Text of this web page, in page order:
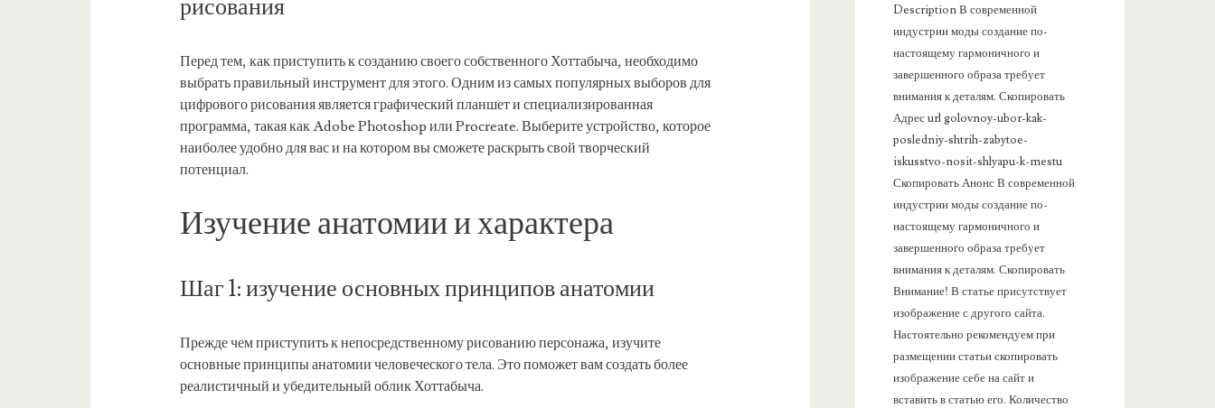
рисования
Перед тем, как приступить к созданию своего собственного Хоттабыча, необходимо
выбрать правильный инструмент для этого. Одним из самых популярных выборов для
цифрового рисования является графический планшет и специализированная
программа, такая как Adobe Photoshop или Procreate. Выберите устройство, которое
наиболее удобно для вас и на котором вы сможете раскрыть свой творческий
потенциал.
Изучение анатомии и характера
Шаг 1: изучение основных принципов анатомии
Прежде чем приступить к непосредственному рисованию персонажа, изучите
основные принципы анатомии человеческого тела. Это поможет вам создать более
реалистичный и убедительный облик Хоттабыча.
Description В современной
индустрии моды создание по-
настоящему гармоничного и
завершенного образа требует
внимания к деталям. Скопировать
Адрес url golovnoy-ubor-kak-
posledniy-shtrih-zabytoe-
iskusstvo-nosit-shlyapu-k-mestu
Скопировать Анонс В современной
индустрии моды создание по-
настоящему гармоничного и
завершенного образа требует
внимания к деталям. Скопировать
Внимание! В статье присутствует
изображение с другого сайта.
Настоятельно рекомендуем при
размещении статьи скопировать
изображение себе на сайт и
вставить в статью его. Количество